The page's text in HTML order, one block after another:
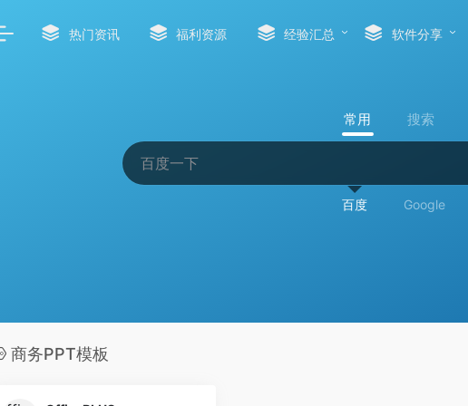
热门资讯 福利资源 经验汇总 软件分享
常用 搜索
百度 Google
商务PPT模板